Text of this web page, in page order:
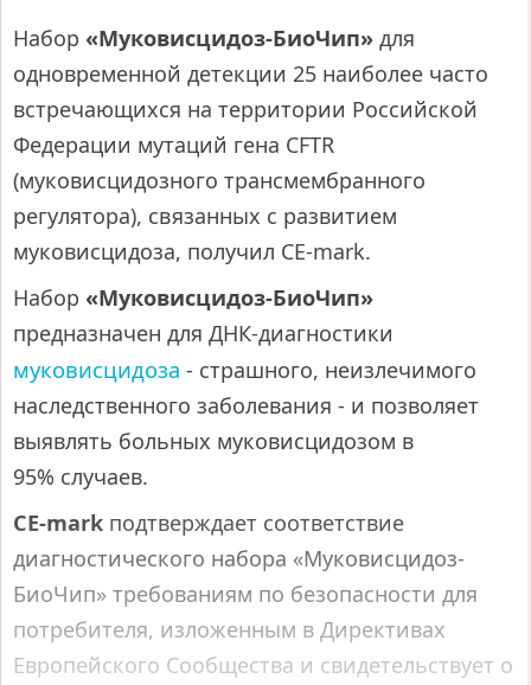
Набор «Муковисцидоз-БиоЧип» для
одновременной детекции 25 наиболее часто
встречающихся на территории Российской
Федерации мутаций гена CFTR
(муковисцидозного трансмембранного
регулятора), связанных с развитием
муковисцидоза, получил CE-mark.
Набор «Муковисцидоз-БиоЧип»
предназначен для ДНК-диагностики
муковисцидоза - страшного, неизлечимого
наследственного заболевания - и позволяет
выявлять больных муковисцидозом в
95% случаев.
CE-mark подтверждает соответствие
диагностического набора «Муковисцидоз-
БиоЧип» требованиям по безопасности для
потребителя, изложенным в Директивах
Европейского Сообщества и свидетельствует о